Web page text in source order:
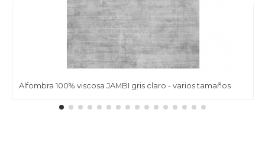
Alfombra 100% viscosa JAMBI gris claro - varios tamaños